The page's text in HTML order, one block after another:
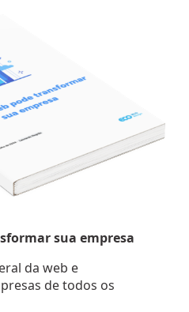
sua empresa
da web e
de todos os